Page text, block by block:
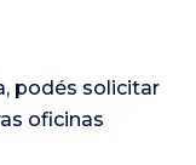
podés solicitar
oficinas